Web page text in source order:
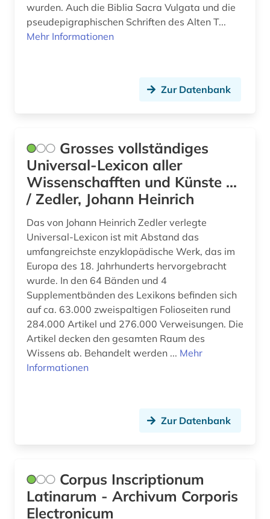
bosnien und herzegowina (1)
brandenburg (1)
briefwechsel (2)
britisch-indien (1)
brockhaus (1)
buch (1)
buchauktion (1)
buchdruck (1)
buddha (1)
buddhismus (1)
bürgerrechtsbewegung (1)
wurden. Auch die Biblia Sacra Vulgata und die
pseudepigraphischen Schriften des Alten T...
Mehr Informationen
Zur Datenbank
Grosses vollständiges
Universal-Lexicon aller
Wissenschafften und Künste ...
/ Zedler, Johann Heinrich
Das von Johann Heinrich Zedler verlegte
Universal-Lexicon ist mit Abstand das
umfangreichste enzyklopädische Werk, das im
Europa des 18. Jahrhunderts hervorgebracht
wurde. In den 64 Bänden und 4
Supplementbänden des Lexikons befinden sich
auf ca. 63.000 zweispaltigen Folioseiten rund
284.000 Artikel und 276.000 Verweisungen. Die
Artikel decken den gesamten Raum des
Wissens ab. Behandelt werden ... Mehr
Informationen
Zur Datenbank
Corpus Inscriptionum
Latinarum - Archivum Corporis
Electronicum